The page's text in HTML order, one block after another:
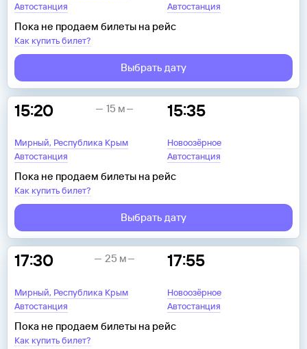
Автостанция
Автостанция
Пока не продаем билеты на рейс
Как купить билет?
Выбрать дату
15:20
Мирный, Республика Крым
Автостанция
15:35
Новоозёрное
Автостанция
15 м
Пока не продаем билеты на рейс
Как купить билет?
Выбрать дату
17:30
Мирный, Республика Крым
Автостанция
17:55
Новоозёрное
Автостанция
25 м
Пока не продаем билеты на рейс
Как купить билет?